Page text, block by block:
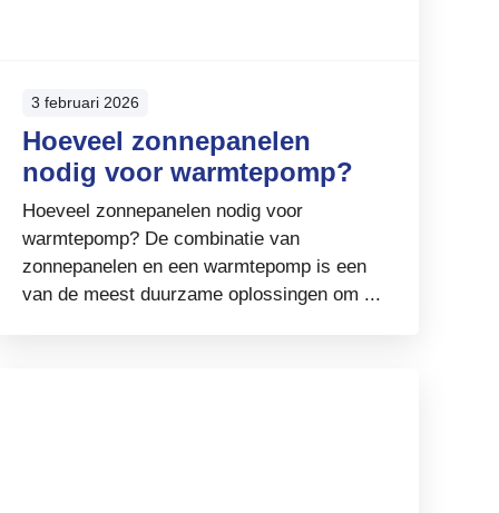
3 februari 2026
Hoeveel zonnepanelen
nodig voor warmtepomp?
Hoeveel zonnepanelen nodig voor
warmtepomp? De combinatie van
zonnepanelen en een warmtepomp is een
van de meest duurzame oplossingen om ...